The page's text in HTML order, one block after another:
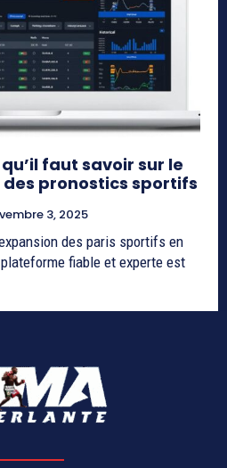
faut savoir sur le
pronostics sportifs
3, 2025
des paris sportifs en
fiable et experte est